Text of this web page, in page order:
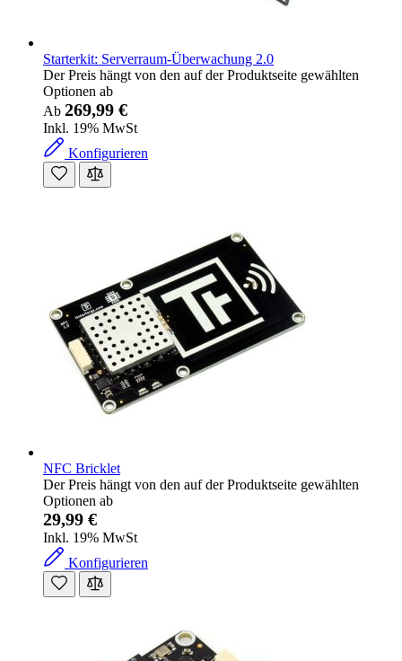
Starterkit: Serverraum-Überwachung 2.0
Der Preis hängt von den auf der Produktseite gewählten
Optionen ab
Ab 269,99 €
Inkl. 19% MwSt
Konfigurieren
NFC Bricklet
Der Preis hängt von den auf der Produktseite gewählten
Optionen ab
29,99 €
Inkl. 19% MwSt
Konfigurieren